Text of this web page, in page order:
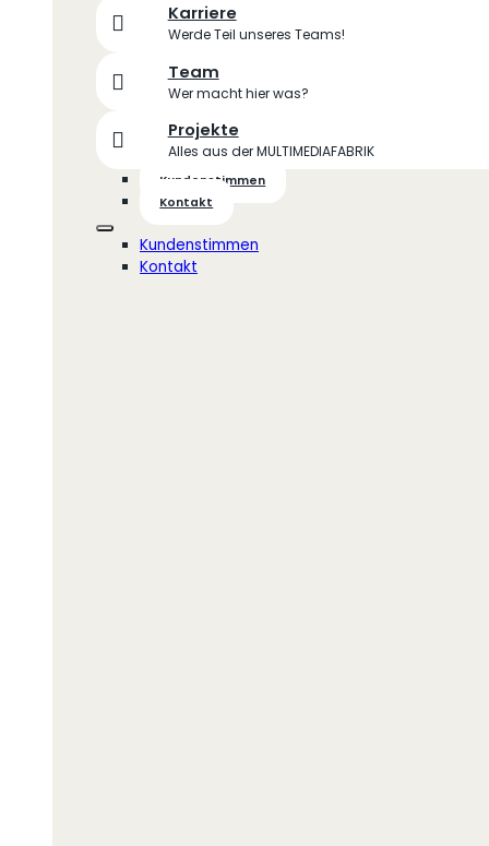
Karriere
Werde Teil unseres Teams!
Team
Wer macht hier was?
Projekte
Alles aus der MULTIMEDIAFABRIK
Kundenstimmen
Kontakt
Kundenstimmen
Kontakt